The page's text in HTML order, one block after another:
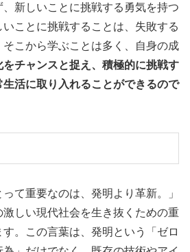
新しいことに挑戦する勇気を持つ
ことに挑戦することは、失敗する
そこから学ぶことは多く、自身の成
をチャンスと捉え、積極的に挑戦す
活に取り入れることができるので
て重要なのは、発明より革新。」
しい現代社会を生き抜くための重
。この言葉は、発明という「ゼロ